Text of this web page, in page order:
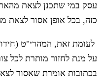
עסק במי שתכנן לצאת
כזה, בכל אופן אסור לצאת
לעומת זאת, המהרי"ט
על מנת לחזור מותרת לכל
בכתובות אומרת שאסור